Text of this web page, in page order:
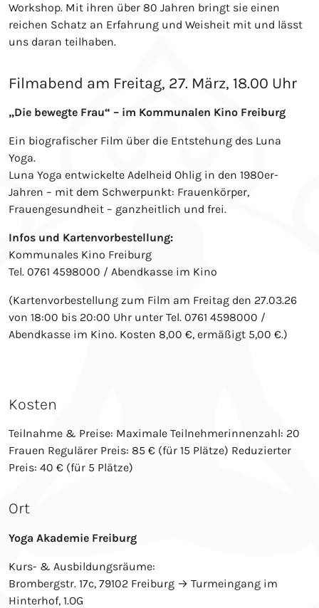
Workshop. Mit ihren über 80 Jahren bringt sie einen
reichen Schatz an Erfahrung und Weisheit mit und lässt
uns daran teilhaben.
Filmabend am Freitag, 27. März, 18.00 Uhr
„Die bewegte Frau“ – im Kommunalen Kino Freiburg
Ein biografischer Film über die Entstehung des Luna
Yoga.
Luna Yoga entwickelte Adelheid Ohlig in den 1980er-
Jahren – mit dem Schwerpunkt: Frauenkörper,
Frauengesundheit – ganzheitlich und frei.
Infos und Kartenvorbestellung:
Kommunales Kino Freiburg
Tel. 0761 4598000 / Abendkasse im Kino
(Kartenvorbestellung zum Film am Freitag den 27.03.26
von 18:00 bis 20:00 Uhr unter Tel. 0761 4598000 /
Abendkasse im Kino. Kosten 8,00 €, ermäßigt 5,00 €.)
Kosten
Teilnahme & Preise: Maximale Teilnehmerinnenzahl: 20
Frauen Regulärer Preis: 85 € (für 15 Plätze) Reduzierter
Preis: 40 € (für 5 Plätze)
Ort
Yoga Akademie Freiburg
Kurs- & Ausbildungsräume:
Brombergstr. 17c, 79102 Freiburg → Turmeingang im
Hinterhof, 1.OG